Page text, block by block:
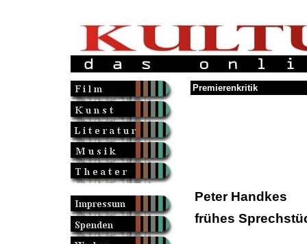
Premierenkritik
Peter Handkes
frühes